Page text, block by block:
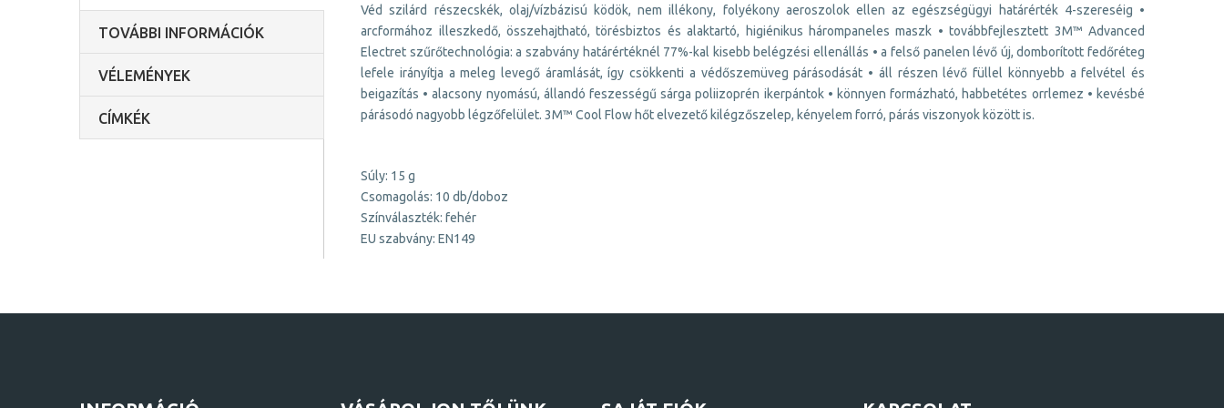
TOVÁBBI INFORMÁCIÓK
VÉLEMÉNYEK
CÍMKÉK
Véd szilárd részecskék, olaj/vízbázisú ködök, nem illékony, folyékony aeroszolok ellen az egészségügyi határérték 4-szereséig •
arcformához illeszkedő, összehajtható, törésbiztos és alaktartó, higiénikus hárompaneles maszk • továbbfejlesztett 3M™ Advanced
Electret szűrőtechnológia: a szabvány határértéknél 77%-kal kisebb belégzési ellenállás • a felső panelen lévő új, domborított fedőréteg
lefele irányítja a meleg levegő áramlását, így csökkenti a védőszemüveg párásodását • áll részen lévő füllel könnyebb a felvétel és
beigazítás • alacsony nyomású, állandó feszességű sárga poliizoprén ikerpántok • könnyen formázható, habbetétes orrlemez • kevésbé
párásodó nagyobb légzőfelület. 3M™ Cool Flow hőt elvezető kilégzőszelep, kényelem forró, párás viszonyok között is.
Súly: 15 g
Csomagolás: 10 db/doboz
Színválaszték: fehér
EU szabvány: EN149